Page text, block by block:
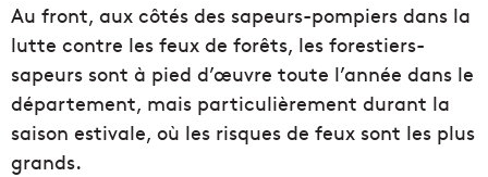
Au front, aux côtés des sapeurs-pompiers dans la
lutte contre les feux de forêts, les forestiers-
sapeurs sont à pied d’œuvre toute l’année dans le
département, mais particulièrement durant la
saison estivale, où les risques de feux sont les plus
grands.